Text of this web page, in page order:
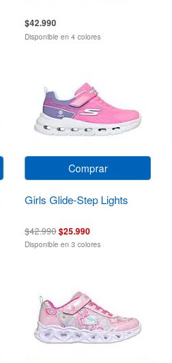
$42.990
Disponible en 4 colores
Comprar
Girls Glide-Step Lights
$42.990$25.990
Disponible en 3 colores